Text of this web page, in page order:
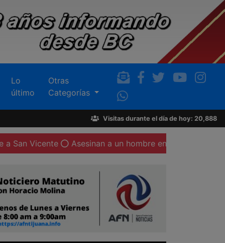
Lo
último
Otras
Categorías
Visitas durante el día de hoy: 20,888
Asesinan a un hombre en Valle de San Pedro; en el